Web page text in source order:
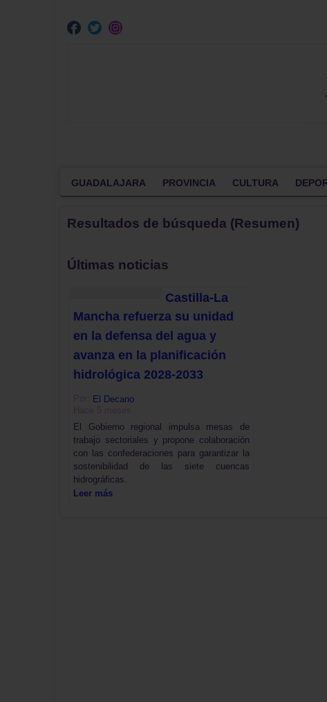
GUADALAJARA PROVINCIA CULTURA
Resultados de búsqueda (Resumen)
Últimas noticias
Castilla-La
Mancha refuerza su unidad
en la defensa del agua y
avanza en la planificación
hidrológica 2028-2033
El Decano
El Gobierno regional impulsa mesas de
trabajo sectoriales y propone colaboración
con las confederaciones para garantizar la
sostenibilidad de las siete cuencas
hidrográficas.
Leer más